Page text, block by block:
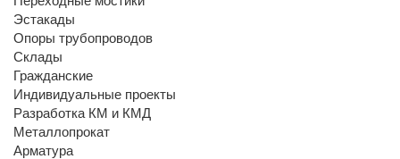
Эстакады
Опоры трубопроводов
Склады
Гражданские
Индивидуальные проекты
Разработка КМ и КМД
Металлопрокат
Арматура